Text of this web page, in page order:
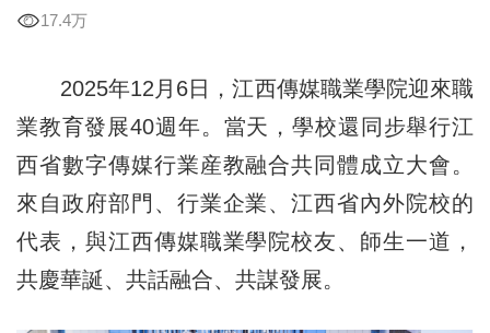
17.4万
2025年12月6日，江西傳媒職業學院迎來職
業教育發展40週年。當天，學校還同步舉行江
西省數字傳媒行業産教融合共同體成立大會。
來自政府部門、行業企業、江西省內外院校的
代表，與江西傳媒職業學院校友、師生一道，
共慶華誕、共話融合、共謀發展。